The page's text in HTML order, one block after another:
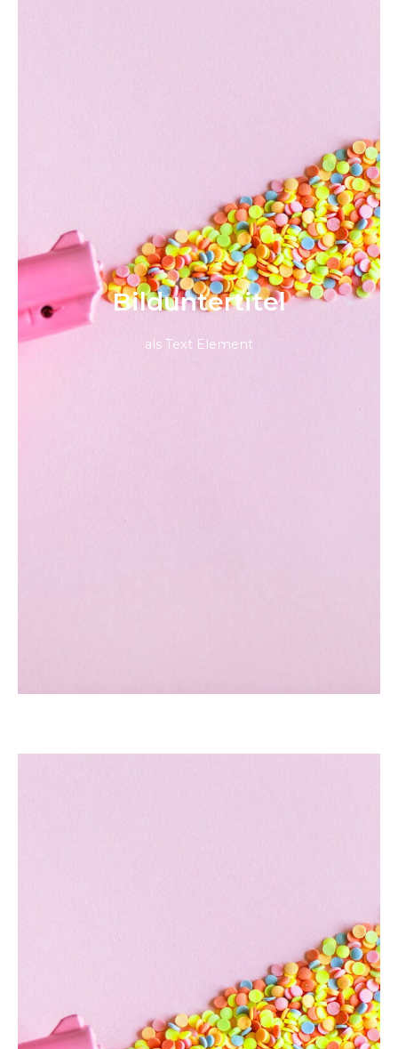
Bild­unter­titel
als Text Element